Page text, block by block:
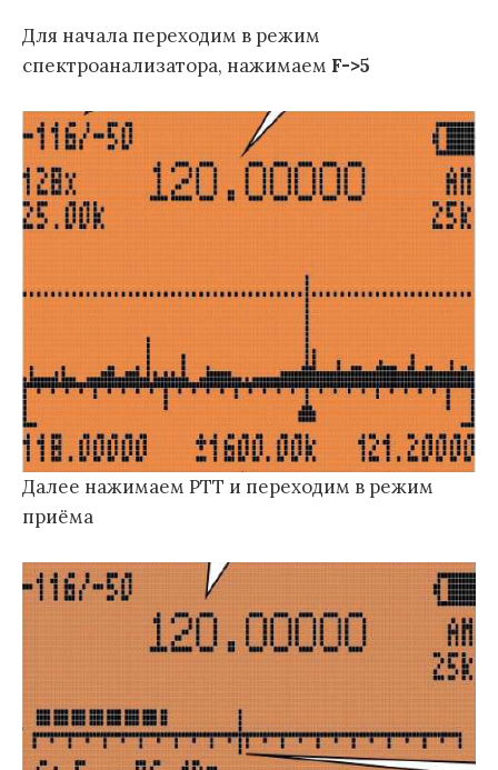
Для начала переходим в режим
спектроанализатора, нажимаем F->5
Далее нажимаем PTT и переходим в режим
приёма